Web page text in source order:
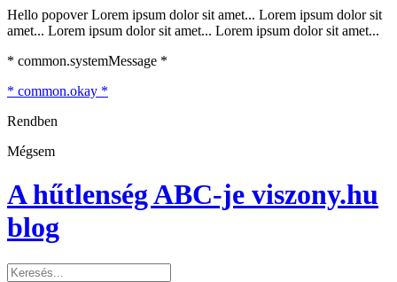
Hello popover Lorem ipsum dolor sit amet... Lorem ipsum dolor sit
amet... Lorem ipsum dolor sit amet... Lorem ipsum dolor sit amet...
* common.systemMessage *
* common.okay *
Rendben
Mégsem
A hűtlenség ABC-je viszony.hu
blog